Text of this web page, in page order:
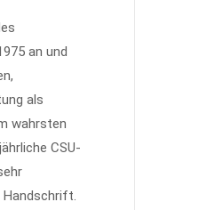
an und
als
wahrsten
CSU-
Handschrift.